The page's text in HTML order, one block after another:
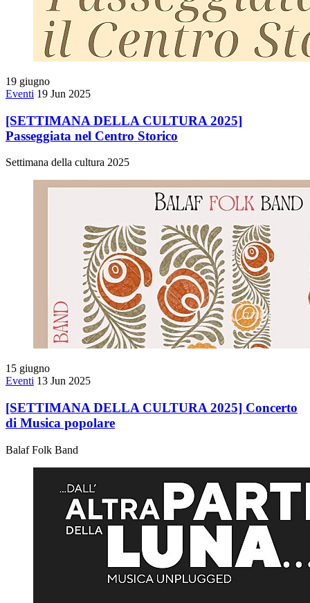
19 giugno
Eventi 19 Jun 2025
[SETTIMANA DELLA CULTURA 2025]
Passeggiata nel Centro Storico
Settimana della cultura 2025
15 giugno
Eventi 13 Jun 2025
[SETTIMANA DELLA CULTURA 2025] Concerto
di Musica popolare
Balaf Folk Band